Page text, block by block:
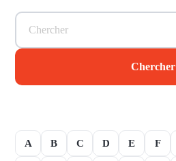
Chercher
A B C D E F